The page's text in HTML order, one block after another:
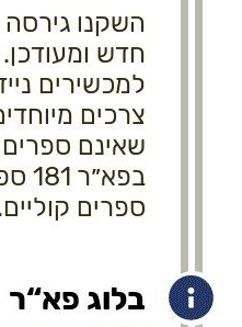
השקנו
חדש
למכשירים
צרכים
שאינם
ספרים
בלוג פא“ר